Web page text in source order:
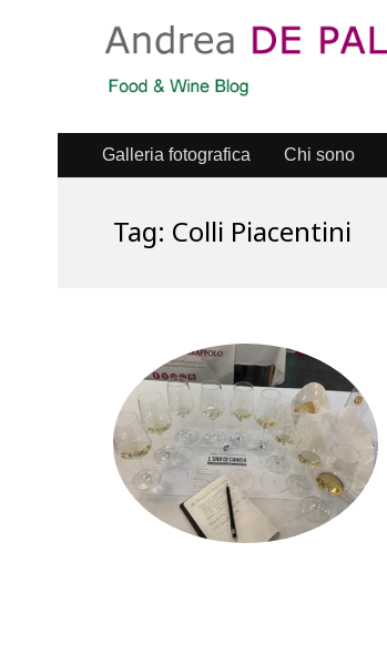
Galleria fotografica Chi sono
Tag: Colli Piacentini